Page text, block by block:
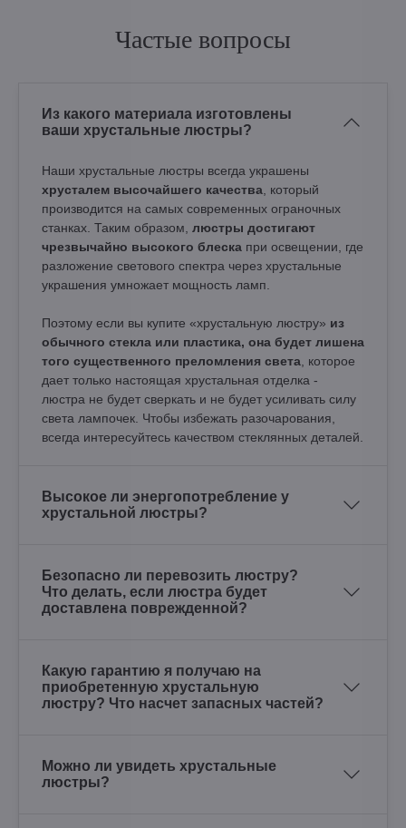
Частые вопросы
Из какого материала изготовлены
ваши хрустальные люстры?
Наши хрустальные люстры всегда украшены
хрусталем высочайшего качества , который
производится на самых современных ограночных
станках. Таким образом, люстры достигают
чрезвычайно высокого блеска при освещении, где
разложение светового спектра через хрустальные
украшения умножает мощность ламп.
Поэтому если вы купите «хрустальную люстру» из
обычного стекла или пластика, она будет лишена
того существенного преломления света , которое
дает только настоящая хрустальная отделка -
люстра не будет сверкать и не будет усиливать силу
света лампочек. Чтобы избежать разочарования,
всегда интересуйтесь качеством стеклянных деталей.
Высокое ли энергопотребление у
хрустальной люстры?
Безопасно ли перевозить люстру?
Что делать, если люстра будет
доставлена поврежденной?
Какую гарантию я получаю на
приобретенную хрустальную
люстру? Что насчет запасных частей?
Можно ли увидеть хрустальные
люстры?